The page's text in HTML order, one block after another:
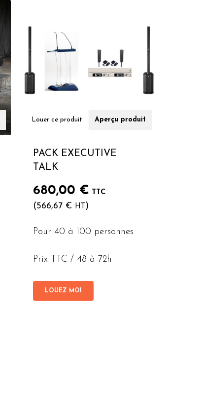
Louer ce produit Aperçu produit
PACK EXECUTIVE
TALK
680,00 € TTC
(566,67 € HT )
Pour 40 à 100 personnes
Prix TTC / 48 à 72h
LOUEZ MOI